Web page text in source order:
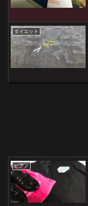
ダイエット
ピアノ